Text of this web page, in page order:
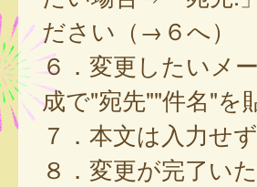
ださい（→６へ）
６．変更したいメ
成で"宛先""件名"を
７．本文は入力せ
８．変更が完了い